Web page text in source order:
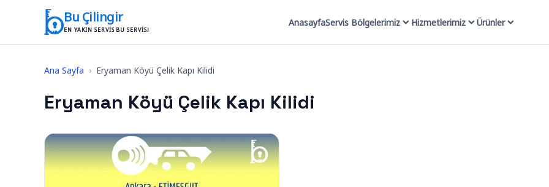
İçeriğe geç
Bu Çilingir
EN YAKIN SERVIS BU SERVIS!
AnasayfaServis Bölgelerimiz Hizmetlerimiz Ürünler
Ana Sayfa › Eryaman Köyü Çelik Kapı Kilidi
Eryaman Köyü Çelik Kapı Kilidi